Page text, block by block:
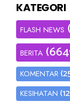
KATEGORI
FLASH NEWS
BERITA
KOMENTAR
KESIHATAN